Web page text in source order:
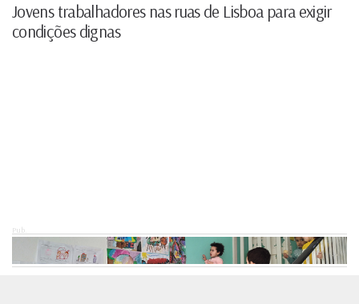
Jovens trabalhadores nas ruas de Lisboa para exigir
condições dignas
Pub.